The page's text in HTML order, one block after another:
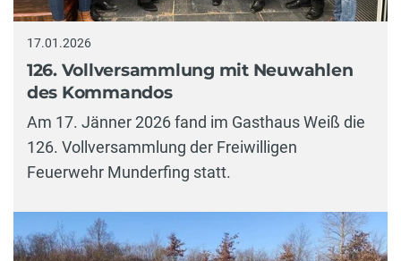
17.01.2026
126. Vollversammlung mit Neuwahlen
des Kommandos
Am 17. Jänner 2026 fand im Gasthaus Weiß die
126. Vollversammlung der Freiwilligen
Feuerwehr Munderfing statt.